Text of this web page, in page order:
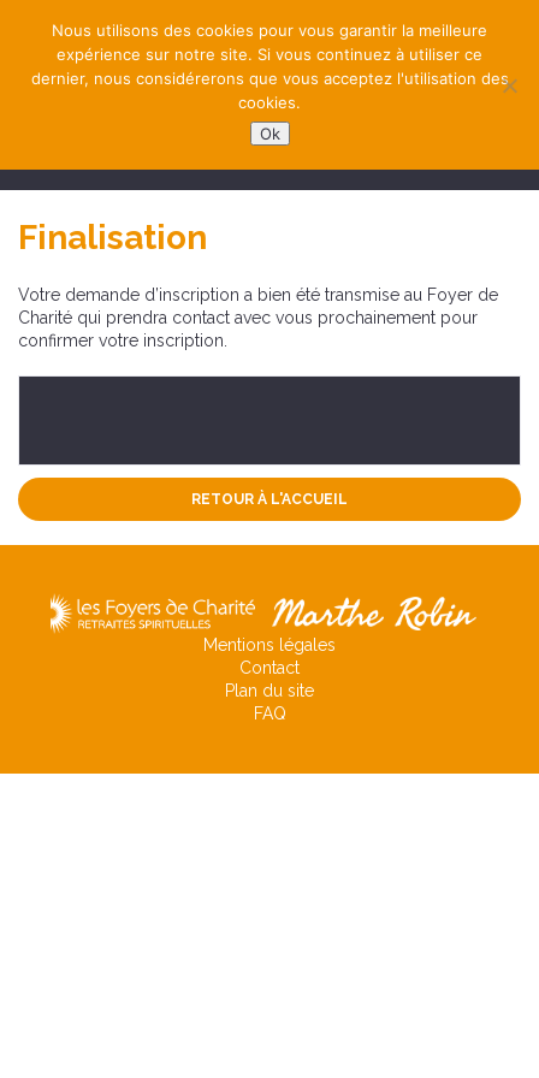
Finalisation
Votre demande d’inscription a bien été transmise au Foyer de
Charité qui prendra contact avec vous prochainement pour
confirmer votre inscription.
RETOUR À L'ACCUEIL
Mentions légales
Contact
Plan du site
FAQ
Nous utilisons des cookies pour vous garantir la meilleure
expérience sur notre site. Si vous continuez à utiliser ce
dernier, nous considérerons que vous acceptez l'utilisation des
cookies.
Ok